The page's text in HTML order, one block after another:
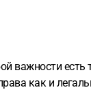
важности
как и